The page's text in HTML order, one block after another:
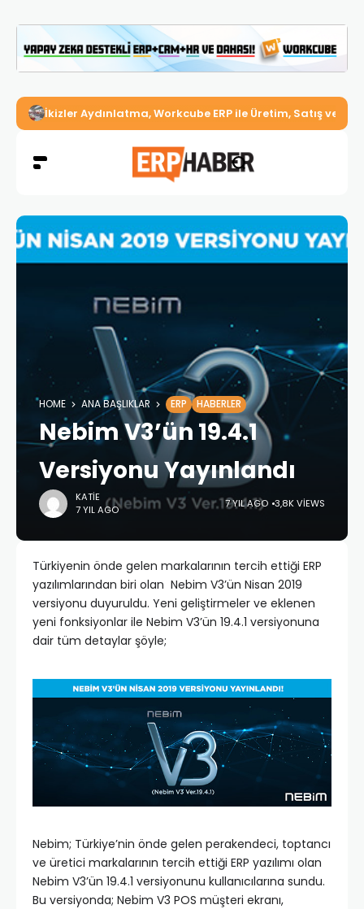
İkizler Aydınlatma, Workcube ERP ile Üretim, Satış ve
HOME ANA BAŞLIKLAR ERP HABERLER
Nebim V3’ün 19.4.1
Versiyonu Yayınlandı
KATIE
7 YIL AGO
7 YIL AGO 3,8K VIEWS
Türkiyenin önde gelen markalarının tercih ettiği ERP
yazılımlarından biri olan Nebim V3’ün Nisan 2019
versiyonu duyuruldu. Yeni geliştirmeler ve eklenen
yeni fonksiyonlar ile Nebim V3’ün 19.4.1 versiyonuna
dair tüm detaylar şöyle;
Nebim; Türkiye’nin önde gelen perakendeci, toptancı
ve üretici markalarının tercih ettiği ERP yazılımı olan
Nebim V3’ün 19.4.1 versiyonunu kullanıcılarına sundu.
Bu versiyonda; Nebim V3 POS müşteri ekranı,